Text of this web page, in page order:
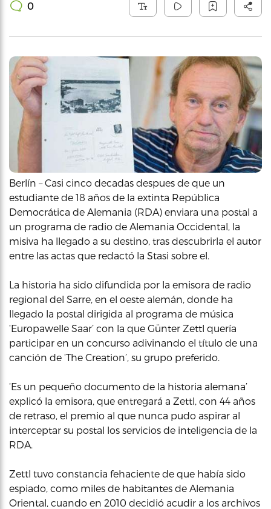
0
Berlín – Casi cinco decadas despues de que un
estudiante de 18 años de la extinta República
Democrática de Alemania (RDA) enviara una postal a
un programa de radio de Alemania Occidental, la
misiva ha llegado a su destino, tras descubrirla el autor
entre las actas que redactó la Stasi sobre el.
La historia ha sido difundida por la emisora de radio
regional del Sarre, en el oeste alemán, donde ha
llegado la postal dirigida al programa de música
‘Europawelle Saar’ con la que Günter Zettl quería
participar en un concurso adivinando el título de una
canción de ‘The Creation’, su grupo preferido.
‘Es un pequeño documento de la historia alemana’
explicó la emisora, que entregará a Zettl, con 44 años
de retraso, el premio al que nunca pudo aspirar al
interceptar su postal los servicios de inteligencia de la
RDA.
Zettl tuvo constancia fehaciente de que había sido
espiado, como miles de habitantes de Alemania
Oriental, cuando en 2010 decidió acudir a los archivos